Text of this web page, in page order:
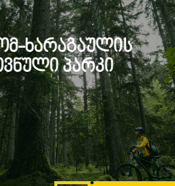
Ხარაგაულის
Პარკი